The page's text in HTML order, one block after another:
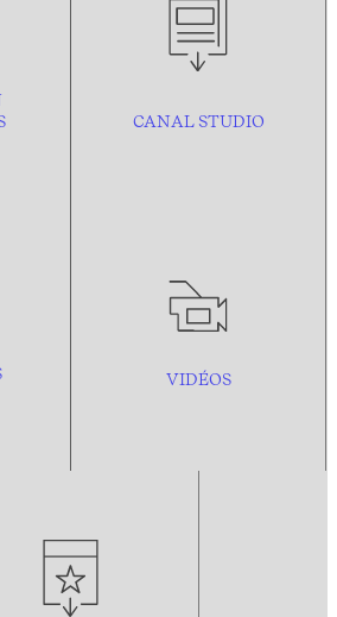
CANAL STUDIO
VIDÉOS